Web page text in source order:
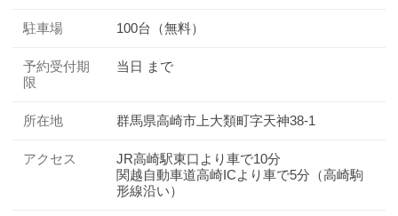
駐車場 100台（無料）
予約受付期
限
当日 まで
所在地 群馬県高崎市上大類町字天神38-1
アクセス
JR高崎駅東口より車で10分
関越自動車道高崎ICより車で5分（高崎駒
形線沿い）